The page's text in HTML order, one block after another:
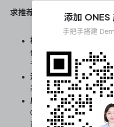
求推荐适合中小企业的研发管
极致的工作流定制引擎：
件配置，能精准映射复
专职管理员维护。
深度的敏捷数据度量：
表，为迭代复盘与交付
庞大的插件生态体系：
CI/CD、测试管理等上
直场景的不足。
添加 ONES
手把手搭建